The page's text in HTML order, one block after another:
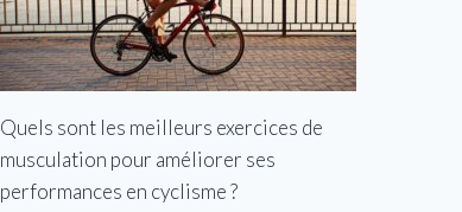
Quels sont les meilleurs exercices de
musculation pour améliorer ses
performances en cyclisme ?